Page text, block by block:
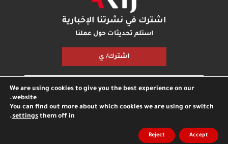
اشترك في نشرتنا الإخبارية
استلم تحديثات حول عملنا
اشترك/ ي
مكتبة أريجبودكاست أريجاتصل بناشارك معنا
الخصوصية
انترناشونال
We are using cookies to give you the best experience on our
website.
You can find out more about which cookies we are using or switch
them off in
settings
.
Accept
Reject